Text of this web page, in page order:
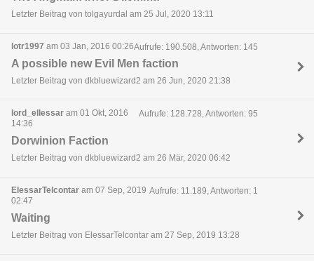
Letzter Beitrag von tolgayurdal am 25 Jul, 2020 13:11
lotr1997 am 03 Jan, 2016 00:26Aufrufe: 190.508, Antworten: 145
A possible new Evil Men faction
Letzter Beitrag von dkbluewizard2 am 26 Jun, 2020 21:38
lord_ellessar am 01 Okt, 2016
14:36
Aufrufe: 128.728, Antworten: 95
Dorwinion Faction
Letzter Beitrag von dkbluewizard2 am 26 Mär, 2020 06:42
ElessarTelcontar am 07 Sep, 2019
02:47
Aufrufe: 11.189, Antworten: 1
Waiting
Letzter Beitrag von ElessarTelcontar am 27 Sep, 2019 13:28